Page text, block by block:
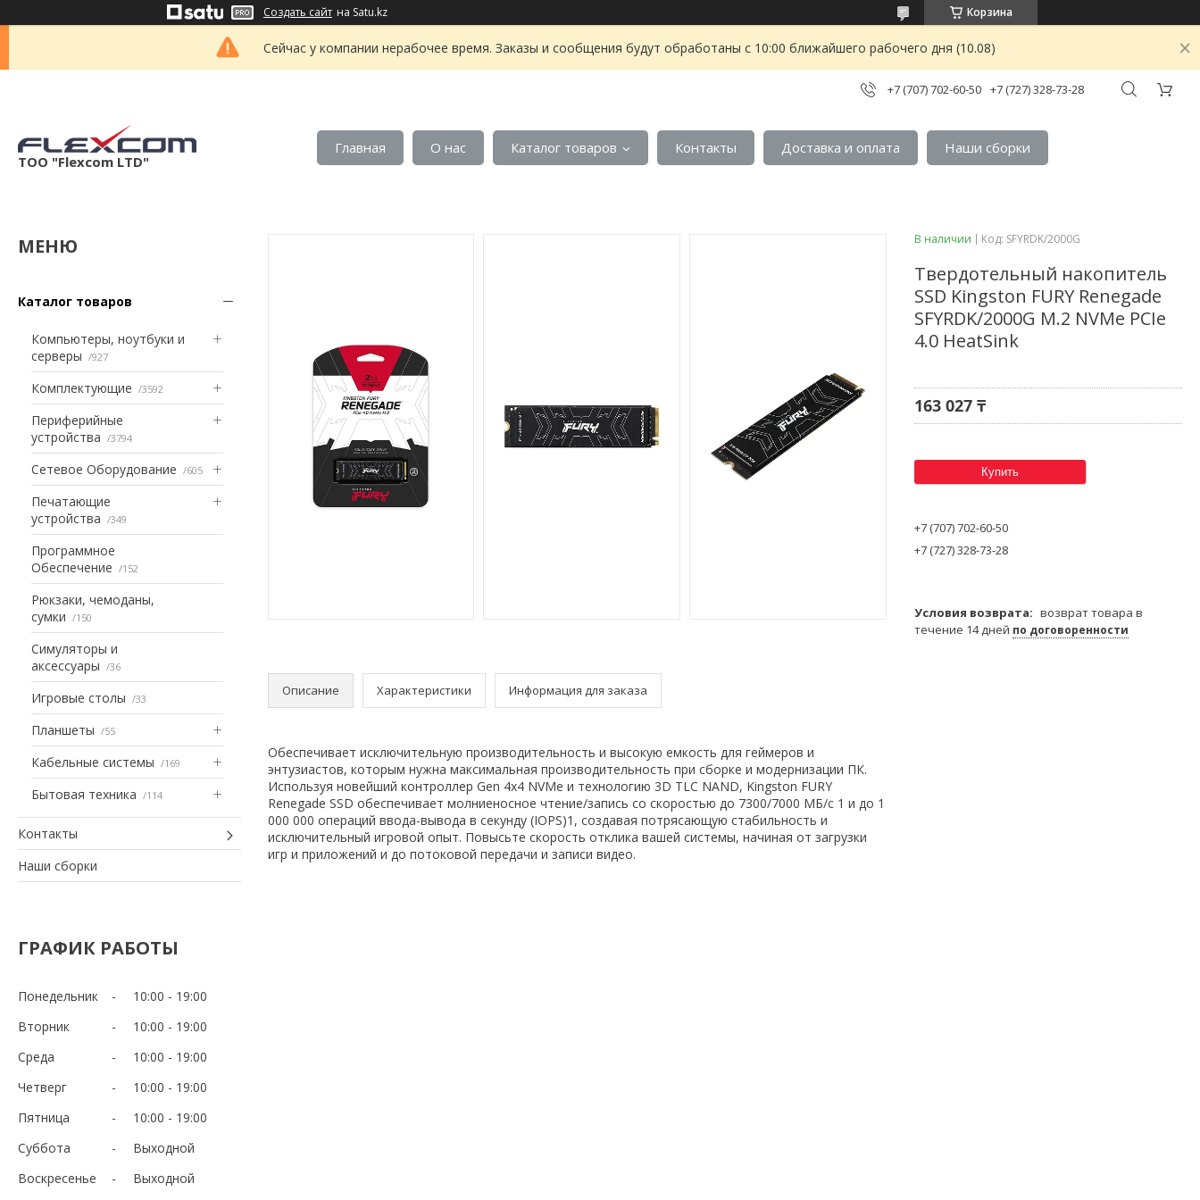
Создать сайт на Satu.kz Корзина
Сейчас у компании нерабочее время. Заказы и сообщения будут обработаны с 10:00 ближайшего рабочего дня (10.08)
+7 (707) 702-60-50 +7 (727) 328-73-28
ТОО "Flexcom LTD"
Главная О нас Каталог товаров Контакты Доставка и оплата Наши сборки
Каталог товаров
Компьютеры, ноутбуки и
серверы
927
Комплектующие 3592
Периферийные
устройства
3794
Сетевое Оборудование 605
Печатающие
устройства
349
Программное
Обеспечение
152
Рюкзаки, чемоданы,
сумки
150
Симуляторы и
аксессуары
36
Игровые столы 33
Планшеты 55
Кабельные системы 169
Бытовая техника 114
Контакты
Наши сборки
ГРАФИК РАБОТЫ
Понедельник 10:00
19:00
Вторник
10:00
19:00
Среда
10:00
19:00
Четверг
10:00
19:00
Пятница
10:00
19:00
Суббота
Выходной
Воскресенье
Выходной
Описание Характеристики Информация для заказа
Обеспечивает исключительную производительность и высокую емкость для геймеров и
энтузиастов, которым нужна максимальная производительность при сборке и модернизации ПК.
Используя новейший контроллер Gen 4x4 NVMe и технологию 3D TLC NAND, Kingston FURY
Renegade SSD обеспечивает молниеносное чтение/запись со скоростью до 7300/7000 МБ/с 1 и до 1
000 000 операций ввода-вывода в секунду (IOPS)1, создавая потрясающую стабильность и
исключительный игровой опыт. Повысьте скорость отклика вашей системы, начиная от загрузки
игр и приложений и до потоковой передачи и записи видео.
В наличии Код: SFYRDK/2000G
Твердотельный накопитель
SSD Kingston FURY Renegade
SFYRDK/2000G M.2 NVMe PCIe
4.0 HeatSink
163 027 ₸
Купить
+7 (707) 702-60-50
+7 (727) 328-73-28
возврат товара в
течение 14 дней по договоренности